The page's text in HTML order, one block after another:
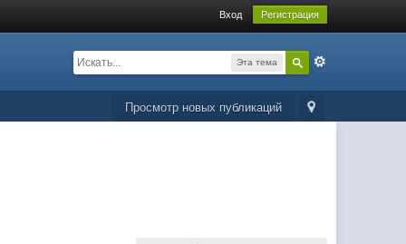
Вход Регистрация
Эта тема
Просмотр новых публикаций